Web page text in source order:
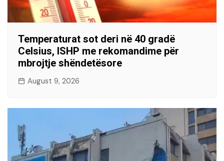
Temperaturat sot deri në 40 gradë
Celsius, ISHP me rekomandime për
mbrojtje shëndetësore
August 9, 2026